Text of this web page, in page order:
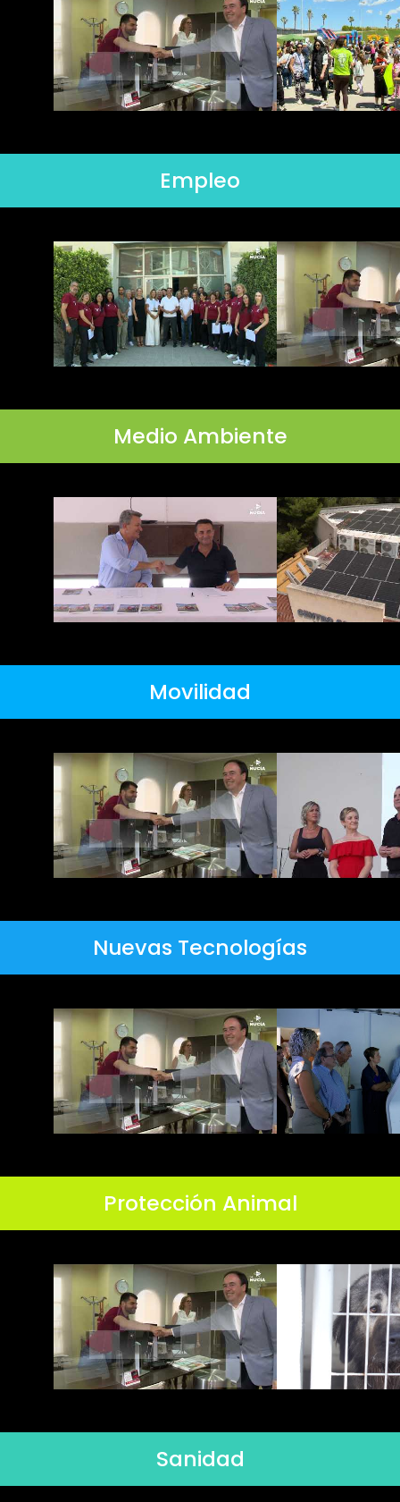
Empleo
Medio Ambiente
Movilidad
Nuevas Tecnologías
Protección Animal
Sanidad